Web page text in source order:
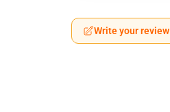
Write your review